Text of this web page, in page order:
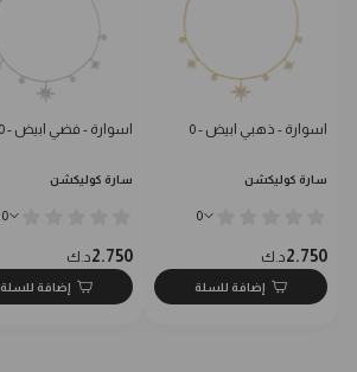
اسوارة - ذهبي ابيض - 0
سارة كوليكشن
0
2.750د.ك
إضافة للسلة
اسوارة - فضي ابيض - 0
سارة كوليكشن
0
2.750د.ك
إضافة للسلة